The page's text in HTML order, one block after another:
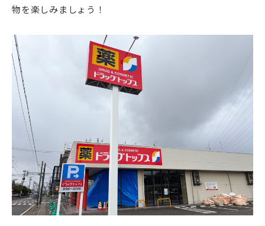
物を楽しみましょう！